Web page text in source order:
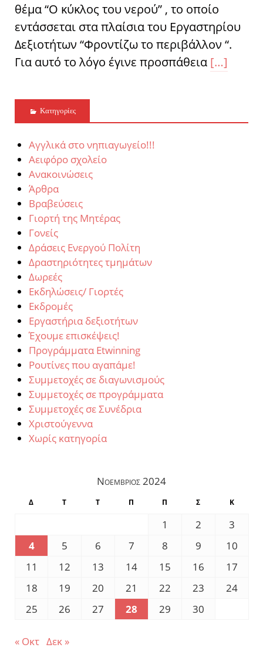
θέμα “Ο κύκλος του νερού” , το οποίο
εντάσσεται στα πλαίσια του Εργαστηρίου
Δεξιοτήτων “Φροντίζω το περιβάλλον “.
Για αυτό το λόγο έγινε προσπάθεια […]
Kατηγορίες
Αγγλικά στο νηπιαγωγείο!!!
Αειφόρο σχολείο
Ανακοινώσεις
Άρθρα
Βραβεύσεις
Γιορτή της Μητέρας
Γονείς
Δράσεις Ενεργού Πολίτη
Δραστηριότητες τμημάτων
Δωρεές
Εκδηλώσεις/ Γιορτές
Εκδρομές
Εργαστήρια δεξιοτήτων
Έχουμε επισκέψεις!
Προγράμματα Etwinning
Ρουτίνες που αγαπάμε!
Συμμετοχές σε διαγωνισμούς
Συμμετοχές σε προγράμματα
Συμμετοχές σε Συνέδρια
Χριστούγεννα
Χωρίς κατηγορία
Νοέμβριος 2024
Δ Τ Τ Π Π Σ Κ
1 2
3
4
5 6 7 8 9
10
11
12 13 14 15 16
17
18
19 20 21 22 23
24
25
26 27 28 29 30
« Οκτ Δεκ »